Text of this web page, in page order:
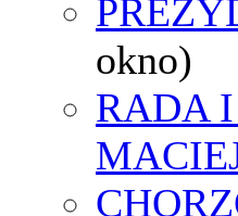
okno)
RADA